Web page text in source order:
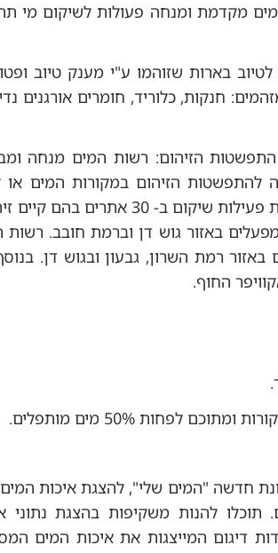
מקדמת ומנחה פעולות לשיקום מי
בארות שזוהמו ע"י מענק טיוב
חנקות, כלוריד, חומרים אורגנים
התפשטות הזיהום: רשות המים מנחה
הזיהום במקורות המים או
הציבור מהזיהום מי תהום. כיום מתקיימת
באזור גוש דן וברמת חובב.
באזור רמת השרון, גבעון ובגוש דן.
החוף.
חדשה "המים שלי", להצגת איכות
תוכלו להנות משקיפות בהצגת נתוני
דיגום המייצגות את איכות המים